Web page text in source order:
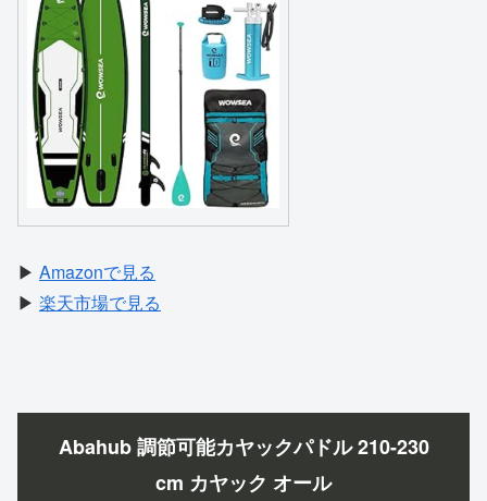
▶ Amazonで見る
▶ 楽天市場で見る
Abahub 調節可能カヤックパドル 210-230
cm カヤック オール